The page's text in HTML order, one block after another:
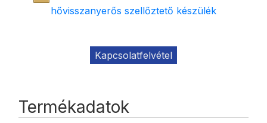
hővisszanyerős szellőztető készülék
Kapcsolatfelvétel
Termékadatok